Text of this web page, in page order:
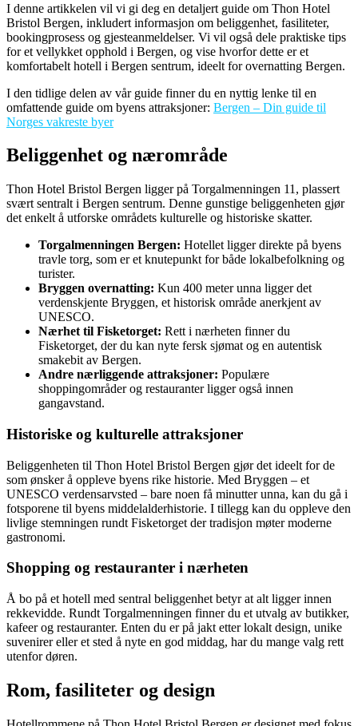
I denne artikkelen vil vi gi deg en detaljert guide om Thon Hotel
Bristol Bergen, inkludert informasjon om beliggenhet, fasiliteter,
bookingprosess og gjesteanmeldelser. Vi vil også dele praktiske tips
for et vellykket opphold i Bergen, og vise hvorfor dette er et
komfortabelt hotell i Bergen sentrum, ideelt for overnatting Bergen.
I den tidlige delen av vår guide finner du en nyttig lenke til en
omfattende guide om byens attraksjoner: Bergen – Din guide til
Norges vakreste byer
Beliggenhet og nærområde
Thon Hotel Bristol Bergen ligger på Torgalmenningen 11, plassert
svært sentralt i Bergen sentrum. Denne gunstige beliggenheten gjør
det enkelt å utforske områdets kulturelle og historiske skatter.
Torgalmenningen Bergen: Hotellet ligger direkte på byens
travle torg, som er et knutepunkt for både lokalbefolkning og
turister.
Bryggen overnatting: Kun 400 meter unna ligger det
verdenskjente Bryggen, et historisk område anerkjent av
UNESCO.
Nærhet til Fisketorget: Rett i nærheten finner du
Fisketorget, der du kan nyte fersk sjømat og en autentisk
smakebit av Bergen.
Andre nærliggende attraksjoner: Populære
shoppingområder og restauranter ligger også innen
gangavstand.
Historiske og kulturelle attraksjoner
Beliggenheten til Thon Hotel Bristol Bergen gjør det ideelt for de
som ønsker å oppleve byens rike historie. Med Bryggen – et
UNESCO verdensarvsted – bare noen få minutter unna, kan du gå i
fotsporene til byens middelalderhistorie. I tillegg kan du oppleve den
livlige stemningen rundt Fisketorget der tradisjon møter moderne
gastronomi.
Shopping og restauranter i nærheten
Å bo på et hotell med sentral beliggenhet betyr at alt ligger innen
rekkevidde. Rundt Torgalmenningen finner du et utvalg av butikker,
kafeer og restauranter. Enten du er på jakt etter lokalt design, unike
suvenirer eller et sted å nyte en god middag, har du mange valg rett
utenfor døren.
Rom, fasiliteter og design